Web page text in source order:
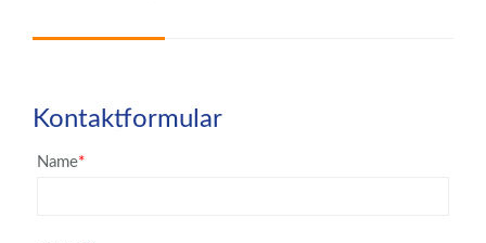
Kontaktformular
Name*